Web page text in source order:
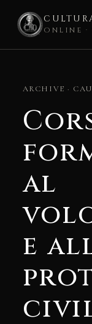
ONLINE ·
contentARCHIVE ·
al
e